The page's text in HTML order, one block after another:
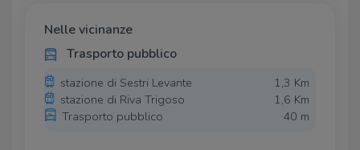
- accesso carrabile all'area esterna di largo 7 M circa
- corrente 220/380 Kw
- vicinissimo al casello autostradale di Sestri Levante
- Questo immobile si propone anche in vendita a
1.100.00,00 €
Nelle vicinanze
Trasporto pubblico
stazione di Sestri Levante
1,3 Km
stazione di Riva Trigoso
1,6 Km
Trasporto pubblico
40 m